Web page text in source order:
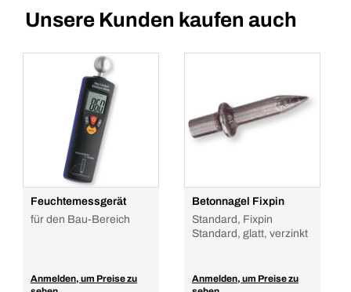
Unsere Kunden kaufen auch
Feuchtemessgerät
für den Bau-Bereich
Anmelden, um Preise zu
Betonnagel Fixpin
Standard, Fixpin
Standard, glatt, verzinkt
Anmelden, um Preise zu